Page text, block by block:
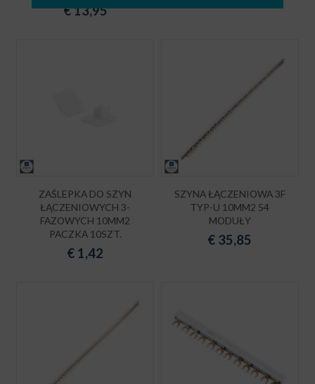
€13,95
ZAŚLEPKA DO SZYN
ŁĄCZENIOWYCH 3-
FAZOWYCH 10MM2
PACZKA 10SZT.
€ 1,42
SZYNA ŁĄCZENIOWA 3F
TYP-U 10MM2 54
MODUŁY
€ 35,85